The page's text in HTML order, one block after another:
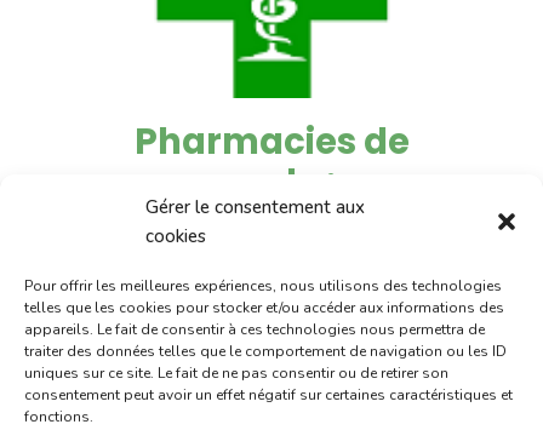
Gérer le consentement aux
cookies
Pour offrir les meilleures expériences, nous utilisons des technologies
telles que les cookies pour stocker et/ou accéder aux informations des
appareils. Le fait de consentir à ces technologies nous permettra de
traiter des données telles que le comportement de navigation ou les ID
uniques sur ce site. Le fait de ne pas consentir ou de retirer son
consentement peut avoir un effet négatif sur certaines caractéristiques et
fonctions.
Pharmacies de
garde :
du 6 au 10 juillet :
Charignon-Dumas (La Fouillade)
du 10 au 15 juillet :pharmacie
Dupont (place de la République)